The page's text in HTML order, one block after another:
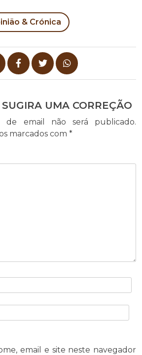
& Crónica
UMA CORREÇÃO
de email não será publicado.
marcados com *
email e site neste navegador